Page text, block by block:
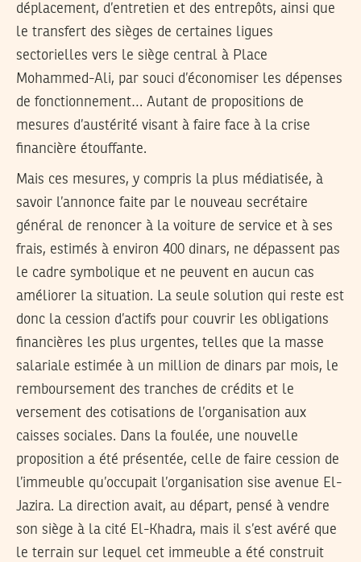
déplacement, d’entretien et des entrepôts, ainsi que
le transfert des sièges de certaines ligues
sectorielles vers le siège central à Place
Mohammed-Ali, par souci d’économiser les dépenses
de fonctionnement… Autant de propositions de
mesures d’austérité visant à faire face à la crise
financière étouffante.
Mais ces mesures, y compris la plus médiatisée, à
savoir l’annonce faite par le nouveau secrétaire
général de renoncer à la voiture de service et à ses
frais, estimés à environ 400 dinars, ne dépassent pas
le cadre symbolique et ne peuvent en aucun cas
améliorer la situation. La seule solution qui reste est
donc la cession d’actifs pour couvrir les obligations
financières les plus urgentes, telles que la masse
salariale estimée à un million de dinars par mois, le
remboursement des tranches de crédits et le
versement des cotisations de l’organisation aux
caisses sociales. Dans la foulée, une nouvelle
proposition a été présentée, celle de faire cession de
l’immeuble qu’occupait l’organisation sise avenue El-
Jazira. La direction avait, au départ, pensé à vendre
son siège à la cité El-Khadra, mais il s’est avéré que
le terrain sur lequel cet immeuble a été construit